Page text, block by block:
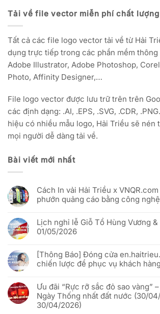
Tải về file vector miễn phí chất
Tất cả các file logo vector tải về từ Hải
dụng trực tiếp trong các phần mềm thông
Adobe Illustrator, Adobe Photoshop,
Photo, Affinity Designer,…
File logo vector được lưu trữ trên trên
các định dạng: .AI, .EPS, .SVG, .CDR,
hiệu có nhiều mẫu logo, Hải Triều sẽ nén
mọi người dễ dàng tải về.
Bài viết mới nhất
Cách In vải Hải Triều x
phướn quảng cáo bằng công
bình
luận
ở
vải
Hải
Triều
“đánh
thức”
cờ
phướn
quảng
Lịch nghỉ lễ Giỗ Tổ Hùng Vương
01/05/2026
bình
luận
ở
lễ
Giỗ
Tổ
Hùng
Vương
[Thông Báo] Đóng cửa
chiến lược để phục vụ khách
bình
luận
ở
[Thông
Báo]
Ưu đãi “Rực rỡ sắc đỏ sao vàng”
Ngày Thống nhất đất nước (30/
30/04/2026)